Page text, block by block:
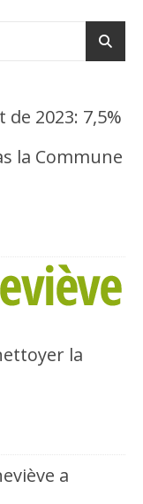
2023: 7,5%
la Commune
la
a